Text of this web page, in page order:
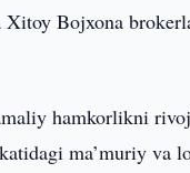
Bojxona
hamkorlikni
ma’muriy va